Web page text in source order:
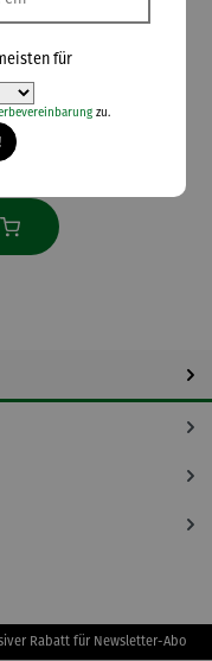
Rabatt für Newsletter-Abo
für
zu.